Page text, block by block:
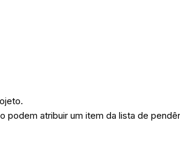
atribuir um item da lista de